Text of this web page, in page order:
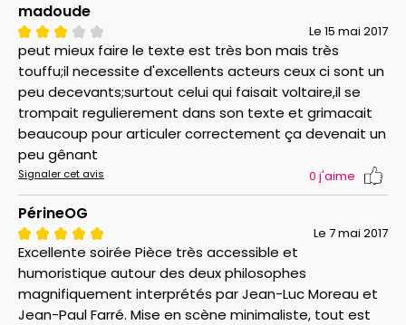
madoude
Le 15 mai 2017
peut mieux faire le texte est très bon mais très
touffu;il necessite d'excellents acteurs ceux ci sont un
peu decevants;surtout celui qui faisait voltaire,il se
trompait regulierement dans son texte et grimacait
beaucoup pour articuler correctement ça devenait un
peu gênant
Signaler cet avis 0 j'aime
PérineOG
Le 7 mai 2017
Excellente soirée Pièce très accessible et
humoristique autour des deux philosophes
magnifiquement interprétés par Jean-Luc Moreau et
Jean-Paul Farré. Mise en scène minimaliste, tout est